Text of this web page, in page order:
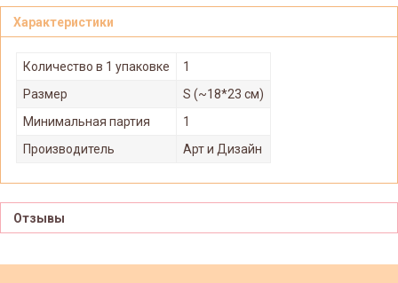
Характеристики
Количество в 1 упаковке
1
Размер
S (~18*23 см)
Минимальная партия
1
Производитель
Арт и Дизайн
Отзывы